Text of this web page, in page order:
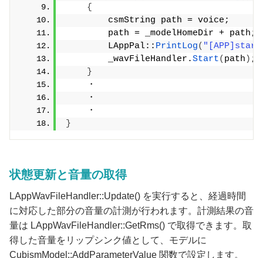
{
        csmString path = voice;
        path = _modelHomeDir + path;
        LAppPal::
PrintLog(
        _wavFileHandler.
Start( path ) ;
}
    ・
    ・
    ・
}
状態更新と音量の取得
LAppWavFileHandler::Update() を実行すると、経過時間
に対応した部分の音量の計測が行われます。計測結果の音
量は LAppWavFileHandler::GetRms() で取得できます。取
得した音量をリップシンク値として、モデルに
CubismModel::AddParameterValue 関数で設定します。